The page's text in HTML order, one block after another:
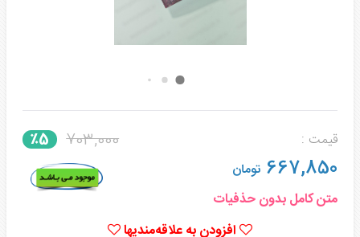
قیمت : 703,000 ٪5
667,850 تومان
متن کامل بدون حذفیات
افزودن به علاقه‌مندیها